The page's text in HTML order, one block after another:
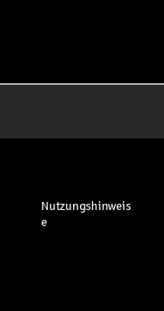
Nutzungshinweis
e